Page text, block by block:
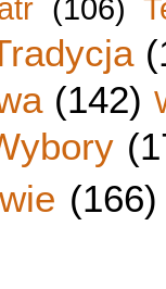
(106)
(142)
(166)